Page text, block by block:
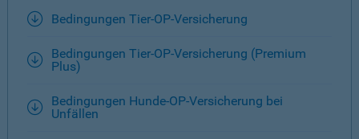
Bedingungen Tier-OP-Versicherung
Bedingungen Tier-OP-Versicherung (Premium
Plus)
Bedingungen Hunde-OP-Versicherung bei
Unfällen